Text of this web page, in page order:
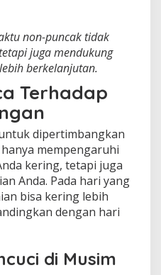
non-puncak tidak
juga mendukung
berkelanjutan.
Terhadap
dipertimbangkan
hanya mempengaruhi
kering, tetapi juga
Anda. Pada hari yang
bisa kering lebih
dengan hari
di Musim